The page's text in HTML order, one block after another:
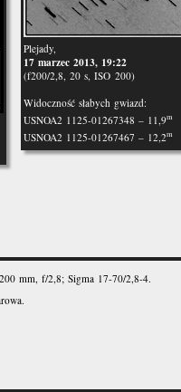
Plejady,
17 marzec 2013, 19:22
(f200/2,8, 20 s, ISO 200)
Widoczność słabych gwiazd:
USNOA2 1125-01267348 – 11,9m
USNOA2 1125-01267467 – 12,2m
mm, f/2,8; Sigma 17-70/2,8-4.